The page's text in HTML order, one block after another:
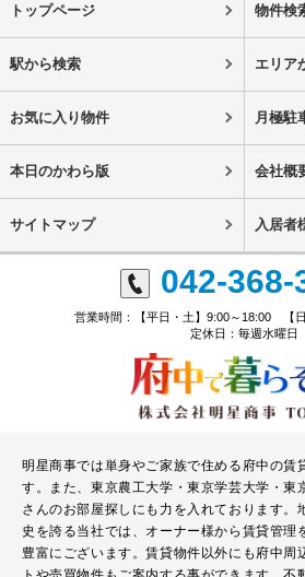
トップページ 物件検
駅から検索 エリア
お気に入り物件 月極駐
本日のかわら版 会社概
サイトマップ 入居者
042-368-
営業時間：【平日・土】9:00～18:00 【
定休日：毎週水曜日
明星商事では単身やご家族で住める府中の賃
す。また、東京農工大学・東京学芸大学・東
さんのお部屋探しにも力を入れております。
史を誇る当社では、オーナー様から賃貸管理
豊富にございます。賃貸物件以外にも府中周